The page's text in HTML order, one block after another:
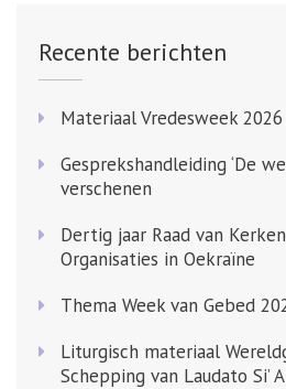
Recente berichten
Materiaal Vredesweek
Gesprekshandleiding ‘De
verschenen
Dertig jaar Raad van
Organisaties in Oekraïne
Thema Week van Gebed
Liturgisch materiaal
Schepping van Laudato Si’